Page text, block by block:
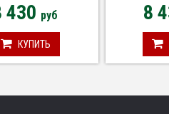
430 руб
КУПИТЬ
8